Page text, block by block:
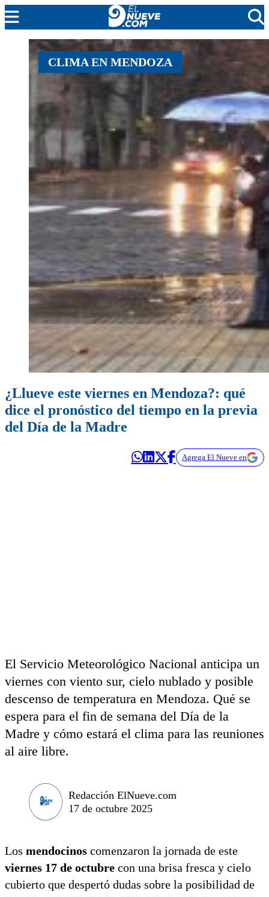
MENDOZA
CADA DÍA
ARGENTINA
NOTICIERO 9
PROTAGONISTAS
EL NUEVE STREAMS
PROGRAMACIÓN
EN VIVO
CLIMA EN MENDOZA
¿Llueve este viernes en Mendoza?: qué
dice el pronóstico del tiempo en la previa
del Día de la Madre
Agrega El Nueve en
El Servicio Meteorológico Nacional anticipa un
viernes con viento sur, cielo nublado y posible
descenso de temperatura en Mendoza. Qué se
espera para el fin de semana del Día de la
Madre y cómo estará el clima para las reuniones
al aire libre.
Redacción ElNueve.com
17 de octubre 2025
Los mendocinos comenzaron la jornada de este
viernes 17 de octubre con una brisa fresca y cielo
cubierto que despertó dudas sobre la posibilidad de